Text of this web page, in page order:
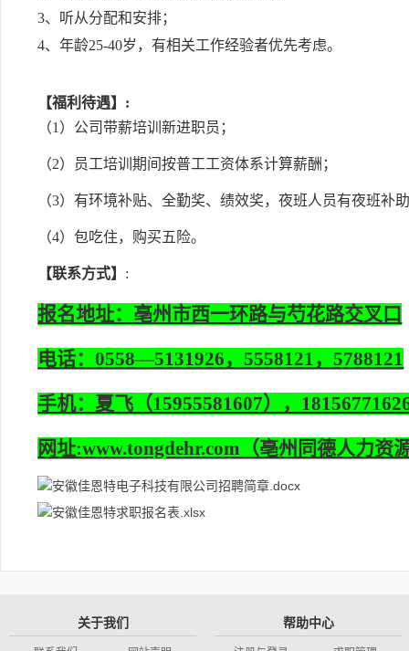
3、听从分配和安排；
4、年龄25-40岁，有相关工作经验者优先考虑。
【福利待遇】:
（1）公司带薪培训新进职员；
（2）员工培训期间按普工工资体系计算薪酬；
（3）有环境补贴、全勤奖、绩效奖，夜班人员有夜班补
（4）包吃住，购买五险。
【联系方式】 :
报名地址：亳州市西一环路与芍花路交叉口
电话：0558—5131926，5558121，5788121
手机：夏飞（15955581607），
网址:www.tongdehr.com（亳州同德人力资
安徽佳恩特电子科技有限公司招聘简章.docx
安徽佳恩特求职报名表.xlsx
关于我们 帮助中心